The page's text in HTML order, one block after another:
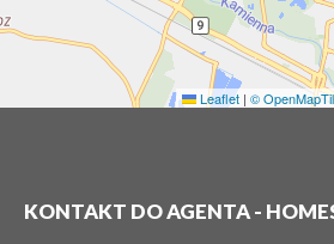
Leaflet | ©
KONTAKT DO AGENTA -